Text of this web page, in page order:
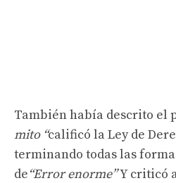
También había descrito el
mito “calificó la Ley de
terminando todas las
de“Error enorme”Y criticó